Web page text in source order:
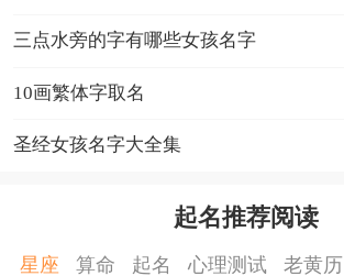
三点水旁的字有哪些女孩名字
10画繁体字取名
圣经女孩名字大全集
起名推荐阅读
星座 算命 起名 心理测试 老黄历